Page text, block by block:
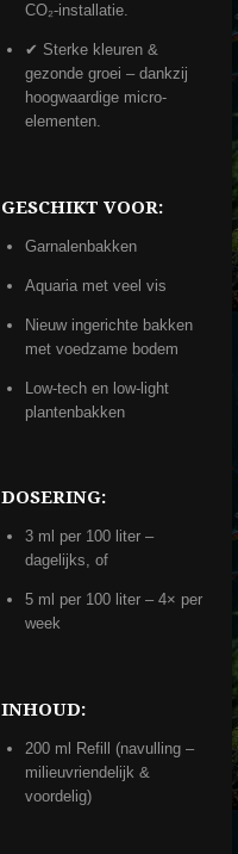
CO₂-installatie.
✔ Sterke kleuren &
gezonde groei – dankzij
hoogwaardige micro-
elementen.
GESCHIKT VOOR:
Garnalenbakken
Aquaria met veel vis
Nieuw ingerichte bakken
met voedzame bodem
Low-tech en low-light
plantenbakken
DOSERING:
3 ml per 100 liter –
dagelijks, of
5 ml per 100 liter – 4× per
week
INHOUD:
200 ml Refill (navulling –
milieuvriendelijk &
voordelig)